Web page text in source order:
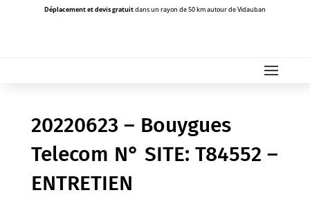
Déplacement et devis gratuitdans un rayon de 50 km autour de Vidauban
20220623 – Bouygues
Telecom N° SITE: T84552 –
ENTRETIEN